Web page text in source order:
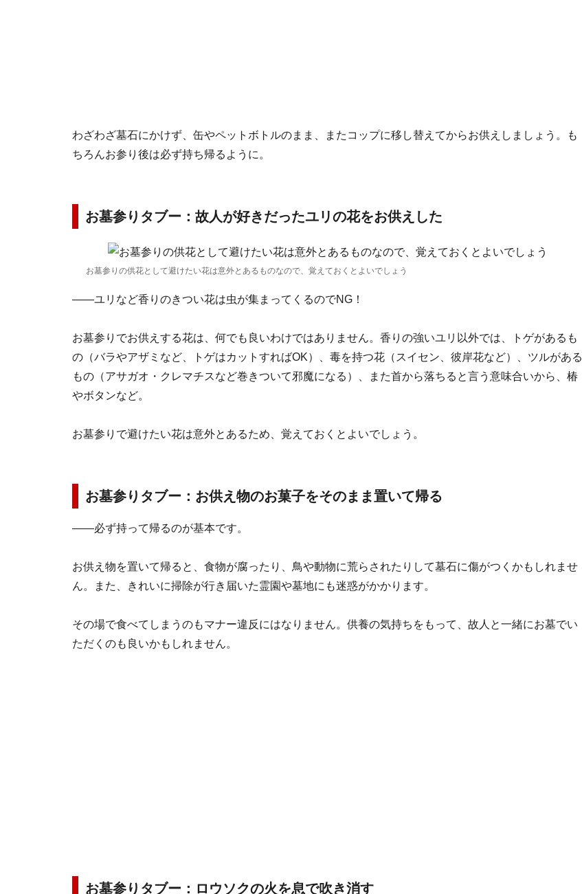
わざわざ墓石にかけず、缶やペットボトルのまま、またコップに移し替えてからお供えしましょう。も
ちろんお参り後は必ず持ち帰るように。
お墓参りタブー：故人が好きだったユリの花をお供えした
お墓参りの供花として避けたい花は意外とあるものなので、覚えておくとよいでしょう
――ユリなど香りのきつい花は虫が集まってくるのでNG！
お墓参りでお供えする花は、何でも良いわけではありません。香りの強いユリ以外では、トゲがあるも
の（バラやアザミなど、トゲはカットすればOK）、毒を持つ花（スイセン、彼岸花など）、ツルがある
もの（アサガオ・クレマチスなど巻きついて邪魔になる）、また首から落ちると言う意味合いから、椿
やボタンなど。
お墓参りで避けたい花は意外とあるため、覚えておくとよいでしょう。
お墓参りタブー：お供え物のお菓子をそのまま置いて帰る
――必ず持って帰るのが基本です。
お供え物を置いて帰ると、食物が腐ったり、鳥や動物に荒らされたりして墓石に傷がつくかもしれませ
ん。また、きれいに掃除が行き届いた霊園や墓地にも迷惑がかかります。
その場で食べてしまうのもマナー違反にはなりません。供養の気持ちをもって、故人と一緒にお墓でい
ただくのも良いかもしれません。
お墓参りタブー：ロウソクの火を息で吹き消す